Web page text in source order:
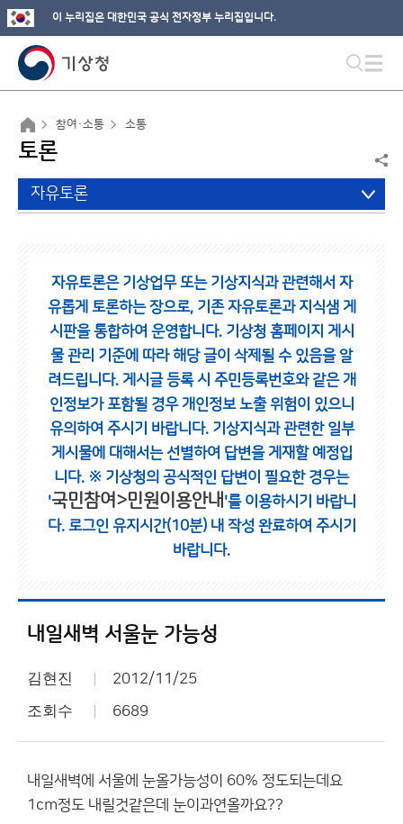
이 누리집은 대한민국 공식 전자정부 누리집입니다.
참여·소통 소통
토론
자유토론
자유토론은 기상업무 또는 기상지식과 관련해서 자
유롭게 토론하는 장으로, 기존 자유토론과 지식샘 게
시판을 통합하여 운영합니다. 기상청 홈페이지 게시
물 관리 기준에 따라 해당 글이 삭제될 수 있음을 알
려드립니다. 게시글 등록 시 주민등록번호와 같은 개
인정보가 포함될 경우 개인정보 노출 위험이 있으니
유의하여 주시기 바랍니다. 기상지식과 관련한 일부
게시물에 대해서는 선별하여 답변을 게재할 예정입
니다. ※ 기상청의 공식적인 답변이 필요한 경우는
'국민참여>민원이용안내 '를 이용하시기 바랍니
다. 로그인 유지시간(10분) 내 작성 완료하여 주시기
바랍니다.
내일새벽 서울눈 가능성
김현진 2012/11/25
조회수 6689
내일새벽에 서울에 눈올가능성이 60% 정도되는데요
1cm정도 내릴것같은데 눈이과연올까요??